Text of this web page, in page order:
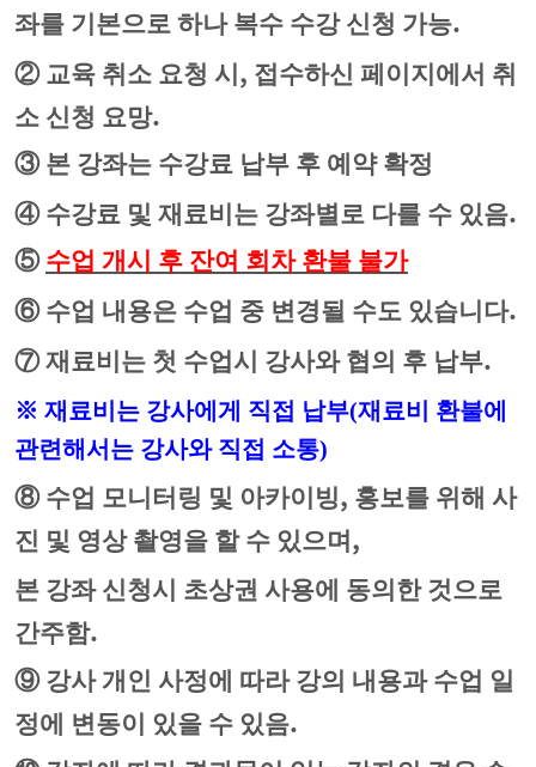
좌를 기본으로 하나 복수 수강 신청 가능.
② 교육 취소 요청 시 , 접수하신 페이지에서 취
소 신청 요망.
③ 본 강좌는 수강료 납부 후 예약 확정
④ 수강료 및 재료비는 강좌별로 다를 수 있음.
⑤ 수업 개시 후 잔여 회차 환불 불가
⑥ 수업 내용은 수업 중 변경될 수도 있습니다.
⑦재료비는 첫 수업시 강사와 협의 후 납부.
※ 재료비는 강사에게 직접 납부(재 료비 환불에
관련해서는 강사와 직접 소통)
⑧ 수업 모니터링 및 아카이빙, 홍보를 위해 사
진 및 영상 촬영을 할 수 있으며 ,
본 강좌 신청시 초상권 사용에 동의한 것으로
간주함.
⑨ 강사 개인 사정에 따라 강의 내용과 수업 일
정에 변동이 있을 수 있음.